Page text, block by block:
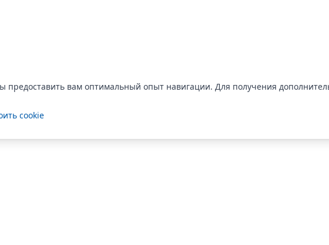
вам оптимальный опыт навигации. Для получения
cookie